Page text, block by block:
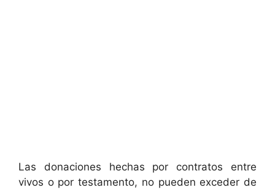
Las donaciones hechas por contratos entre
vivos o por testamento, no pueden exceder de